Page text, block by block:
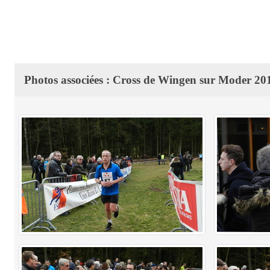
Photos associées : Cross de Wingen sur Moder